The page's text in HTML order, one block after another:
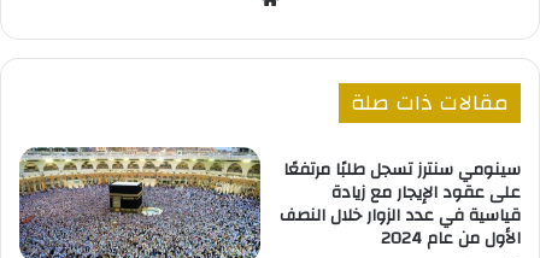
مقالات ذات صلة
سينومي سنترز تسجل طلبًا مرتفعًا
على عقود الإيجار مع زيادة
قياسية في عدد الزوار خلال النصف
الأول من عام 2024